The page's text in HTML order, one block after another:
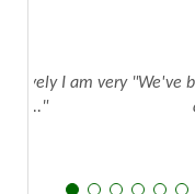
"We've been using
agents to